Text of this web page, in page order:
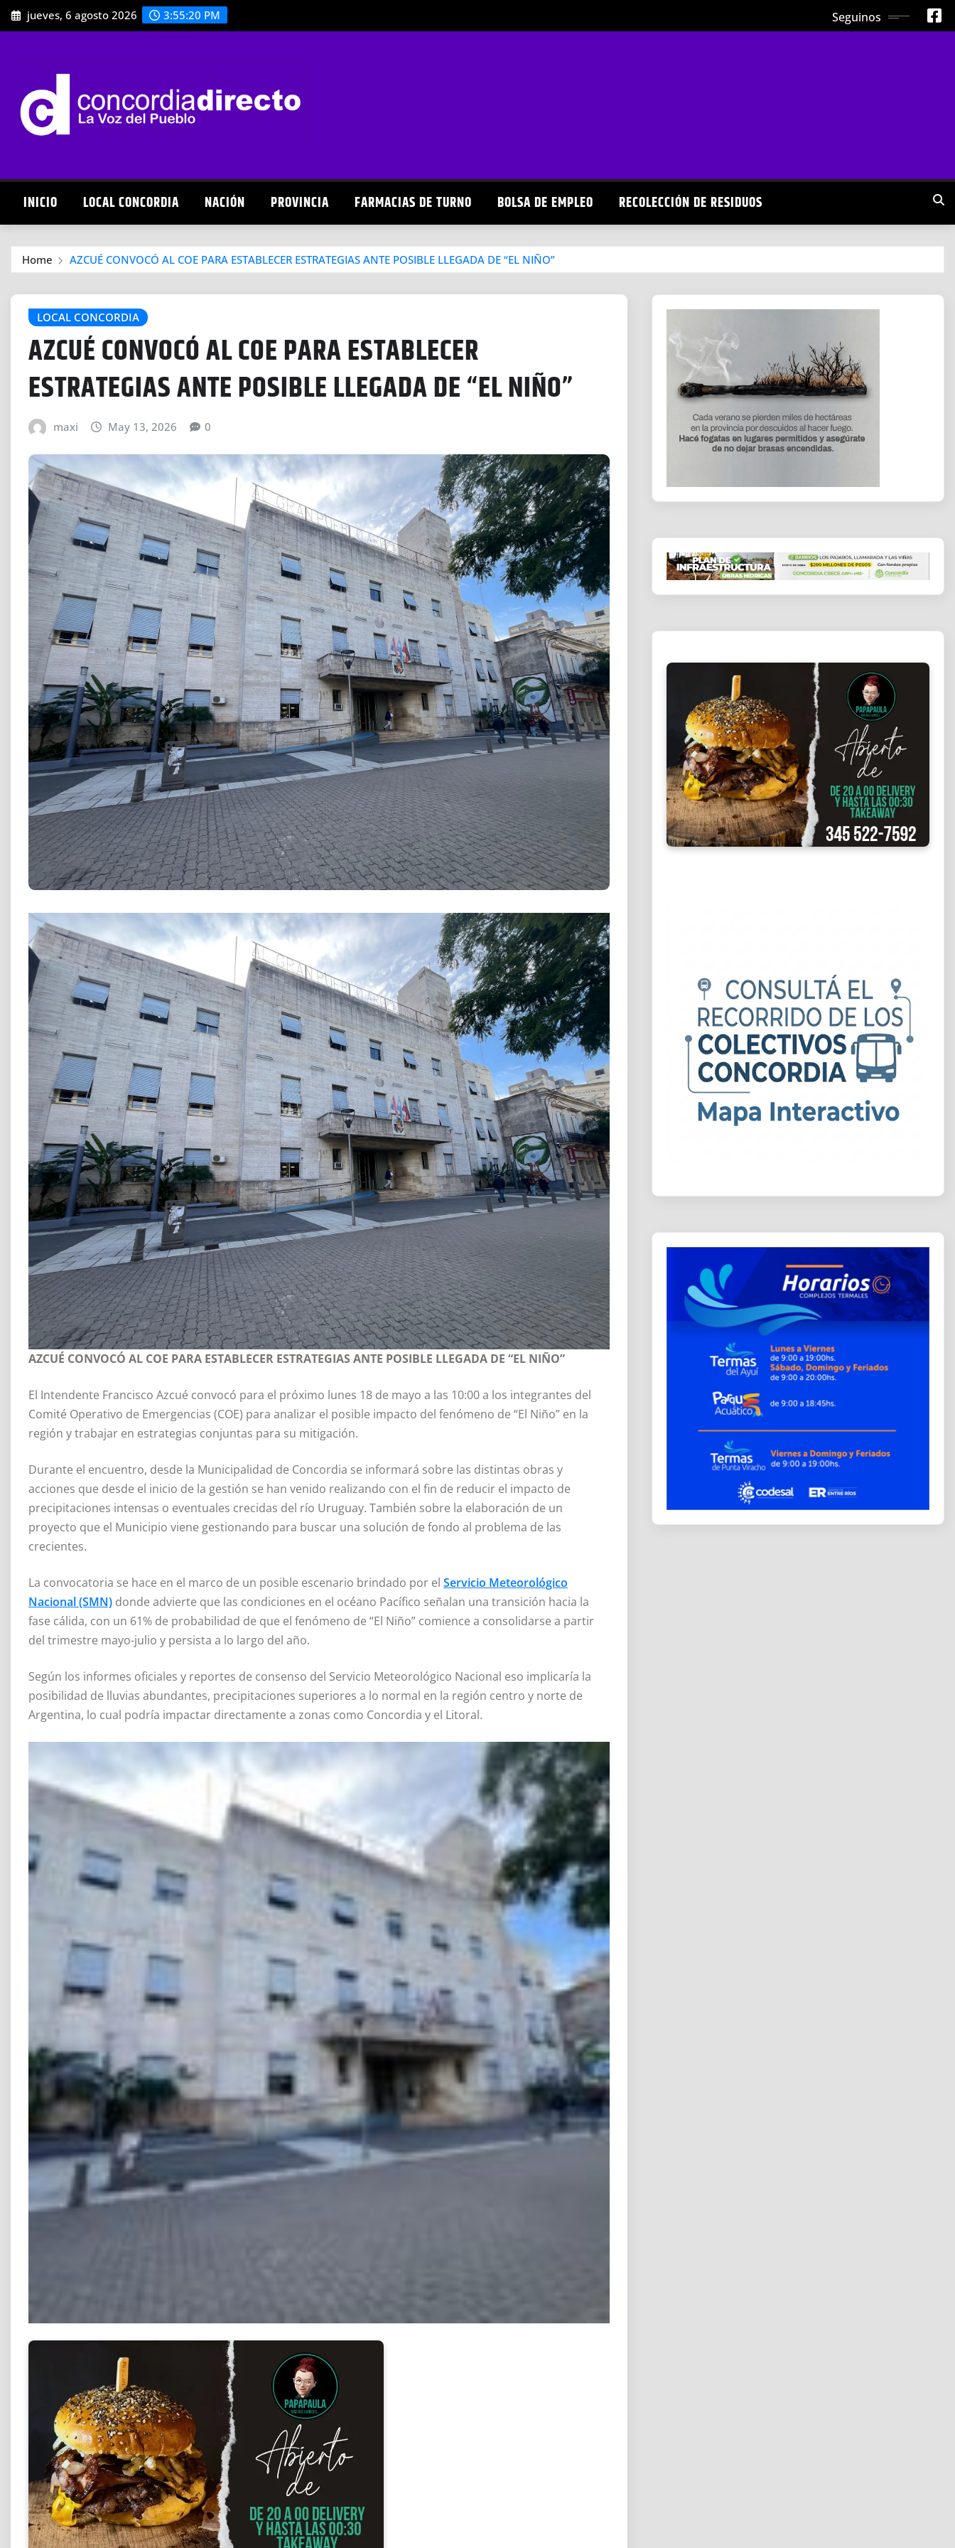
Skip
to
jueves, 6 agosto 2026 3:55:22 PM Seguinos
INICIO LOCAL CONCORDIA NACIÓN PROVINCIA FARMACIAS DE TURNO BOLSA DE EMPLEO RECOLECCIÓN DE RESIDUOS
Home AZCUÉ CONVOCÓ AL COE PARA ESTABLECER ESTRATEGIAS ANTE POSIBLE LLEGADA DE “EL NIÑO”
LOCAL CONCORDIA
AZCUÉ CONVOCÓ AL COE PARA ESTABLECER
ESTRATEGIAS ANTE POSIBLE LLEGADA DE “EL NIÑO”
maxi May 13, 2026 0
AZCUÉ CONVOCÓ AL COE PARA ESTABLECER ESTRATEGIAS ANTE POSIBLE LLEGADA DE “EL NIÑO”
El Intendente Francisco Azcué convocó para el próximo lunes 18 de mayo a las 10:00 a los integrantes del
Comité Operativo de Emergencias (COE) para analizar el posible impacto del fenómeno de “El Niño” en la
región y trabajar en estrategias conjuntas para su mitigación.
Durante el encuentro, desde la Municipalidad de Concordia se informará sobre las distintas obras y
acciones que desde el inicio de la gestión se han venido realizando con el fin de reducir el impacto de
precipitaciones intensas o eventuales crecidas del río Uruguay. También sobre la elaboración de un
proyecto que el Municipio viene gestionando para buscar una solución de fondo al problema de las
crecientes.
La convocatoria se hace en el marco de un posible escenario brindado por el Servicio Meteorológico
Nacional (SMN) donde advierte que las condiciones en el océano Pacífico señalan una transición hacia la
fase cálida, con un 61% de probabilidad de que el fenómeno de “El Niño” comience a consolidarse a partir
del trimestre mayo-julio y persista a lo largo del año.
Según los informes oficiales y reportes de consenso del Servicio Meteorológico Nacional eso implicaría la
posibilidad de lluvias abundantes, precipitaciones superiores a lo normal en la región centro y norte de
Argentina, lo cual podría impactar directamente a zonas como Concordia y el Litoral.